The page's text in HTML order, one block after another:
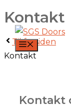
Hop
indhold
MENU
Kontakt
Til forsiden
Kontakt
Kontakt